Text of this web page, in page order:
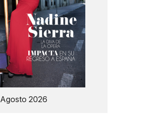
Agosto 2026